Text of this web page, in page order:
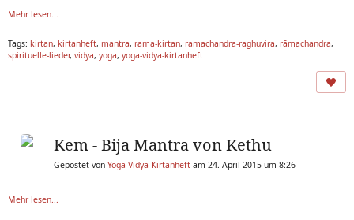
Mehr lesen...
Tags: kirtan, kirtanheft, mantra, rama-kirtan, ramachandra-raghuvira, rāmachandra,
spirituelle-lieder, vidya, yoga, yoga-vidya-kirtanheft
Kem - Bija Mantra von Kethu
Gepostet von Yoga Vidya Kirtanheft am 24. April 2015 um 8:26
Mehr lesen...